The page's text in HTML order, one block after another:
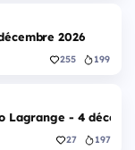
2026
255 199
Lagrange - 4
27 197